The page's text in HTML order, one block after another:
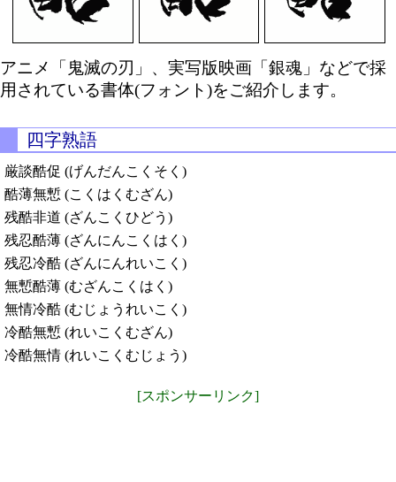
アニメ「鬼滅の刃」、実写版映画「銀魂」などで採
用されている書体(フォント)をご紹介します。
四字熟語
厳談酷促 (げんだんこくそく)
酷薄無慙 (こくはくむざん)
残酷非道 (ざんこくひどう)
残忍酷薄 (ざんにんこくはく)
残忍冷酷 (ざんにんれいこく)
無慙酷薄 (むざんこくはく)
無情冷酷 (むじょうれいこく)
冷酷無慙 (れいこくむざん)
冷酷無情 (れいこくむじょう)
[スポンサーリンク]